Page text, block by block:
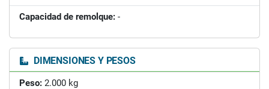
Capacidad de remolque: -
DIMENSIONES Y PESOS
Peso: 2.000 kg